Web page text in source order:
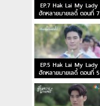
EP.7 Hak Lai My Lady
ฮักหลายมายเลดี้ ตอนที่ 7
EP.5 Hak Lai My Lady
ฮักหลายมายเลดี้ ตอนที่ 5